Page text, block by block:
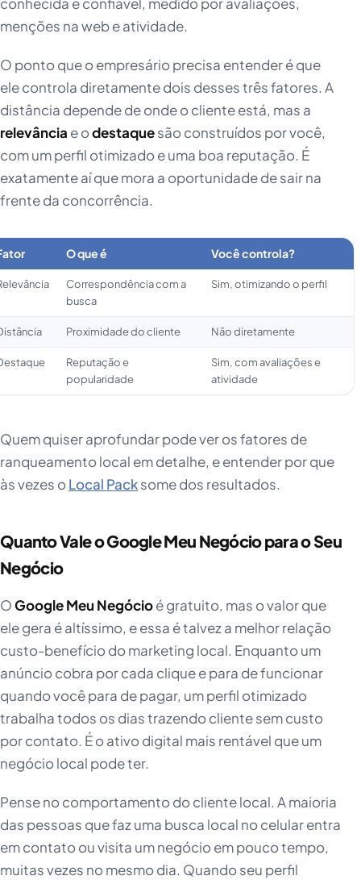
menções na web e atividade.
O ponto que o empresário precisa entender é que
ele controla diretamente dois desses três fatores. A
distância depende de onde o cliente está, mas a
relevância e odestaquesão construídos por você,
com um perfil otimizado e uma boa reputação. É
exatamente aí que mora a oportunidade de sair na
frente da concorrência.
O que é Você controla?
Correspondência com a
busca
Sim, otimizando o perfil
Proximidade do cliente Não diretamente
Reputação e
popularidade
Sim, com avaliações e
atividade
Quem quiser aprofundar pode ver os fatores de
ranqueamento local em detalhe, e entender por que
às vezes oLocal Packsome dos resultados.
Quanto Vale o Google Meu Negócio para o Seu
Negócio
OGoogle Meu Negócioé gratuito, mas o valor que
ele gera é altíssimo, e essa é talvez a melhor relação
custo-benefício do marketing local. Enquanto um
anúncio cobra por cada clique e para de funcionar
quando você para de pagar, um perfil otimizado
trabalha todos os dias trazendo cliente sem custo
por contato. É o ativo digital mais rentável que um
negócio local pode ter.
Pense no comportamento do cliente local. A maioria
das pessoas que faz uma busca local no celular entra
em contato ou visita um negócio em pouco tempo,
muitas vezes no mesmo dia. Quando seu perfil